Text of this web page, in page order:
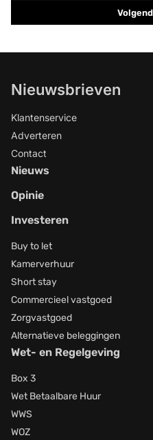
mogelijk
Nieuwsbrieven
Klantenservice
Adverteren
Contact
Nieuws
Opinie
Investeren
Buy to let
Kamerverhuur
Short stay
Commercieel vastgoed
Zorgvastgoed
Alternatieve beleggingen
Wet- en Regelgeving
Box 3
Wet Betaalbare Huur
WWS
WOZ